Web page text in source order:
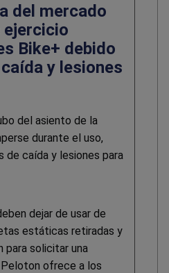
del mercado
Bike+ debido
y lesiones
del asiento de la
durante el uso,
de caída y lesiones para
dejar de usar de
estáticas retiradas y
solicitar una
ofrece a los